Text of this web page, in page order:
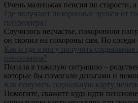
Очень маленькая пенсия по старости,
Где получают похоронные деньги от
пенсионера?
Случилось несчастье, похоронили
он скопил на похороны сам. Но соседи
Как и где я могу получить
пенсионера?
Попала в тяжелую ситуацию –
которые бы помогали деньгами и
Как получить социальную карту
Помогите, скажите куда идти